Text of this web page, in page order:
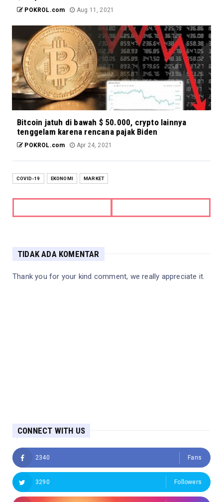
POKROL.com Aug 11, 2021
Bitcoin jatuh di bawah $ 50.000, crypto lainnya
tenggelam karena rencana pajak Biden
POKROL.com Apr 24, 2021
COVID-19 EKONOMI MARKET
TIDAK ADA KOMENTAR
Thank you for your kind comment, we really appreciate it.
CONNECT WITH US
2340 Fans
3290 Followers